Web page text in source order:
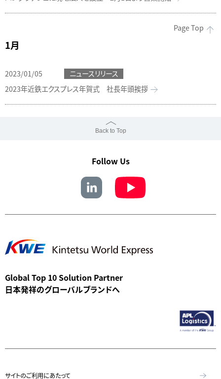
Page Top
1月
2023/01/05
ニュースリリース
2023年近鉄エクスプレス年賀式 社長年頭挨拶
Back to Top
Follow Us
Global Top 10 Solution Partner
日本発祥のグローバルブランドへ
サイトのご利用にあたって